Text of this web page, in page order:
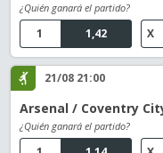
¿Quién ganará el partido?
1,42
1 X
21/08 21:00
Arsenal / Coventry
¿Quién ganará el partido?